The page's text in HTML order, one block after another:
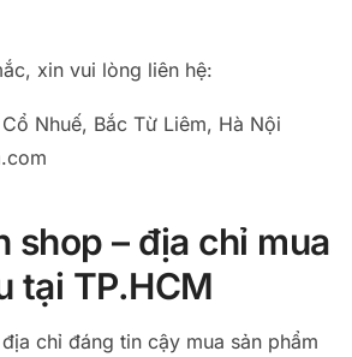
xin vui lòng liên hệ:
Nhuế, Bắc Từ Liêm, Hà Nội
shop – địa chỉ mua
tại TP.HCM
chỉ đáng tin cậy mua sản phẩm